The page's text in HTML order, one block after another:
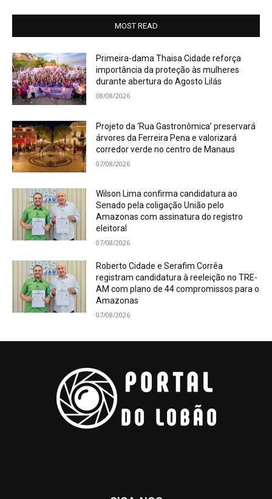
MOST READ
Primeira-dama Thaisa Cidade reforça
importância da proteção às mulheres
durante abertura do Agosto Lilás
08/08/2026
Projeto da ‘Rua Gastronômica’ preservará
árvores da Ferreira Pena e valorizará
corredor verde no centro de Manaus
07/08/2026
Wilson Lima confirma candidatura ao
Senado pela coligação União pelo
Amazonas com assinatura do registro
eleitoral
07/08/2026
Roberto Cidade e Serafim Corrêa
registram candidatura à reeleição no TRE-
AM com plano de 44 compromissos para o
Amazonas
07/08/2026